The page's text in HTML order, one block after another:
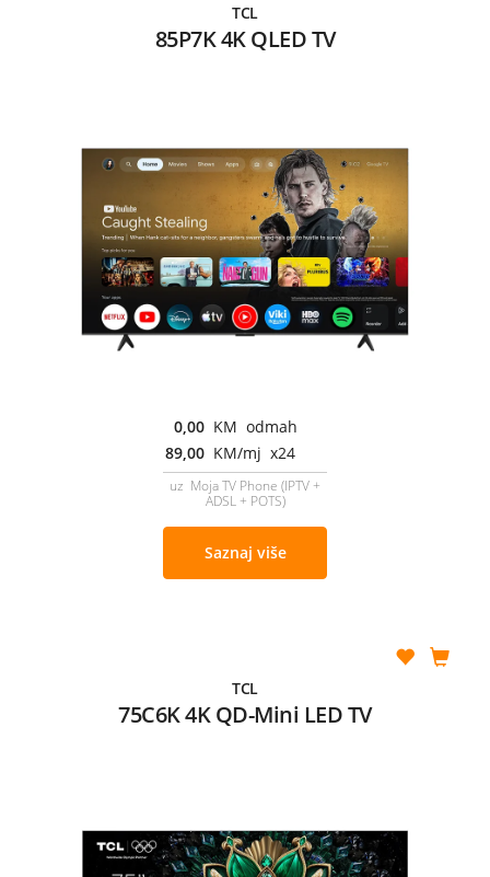
TCL
85P7K 4K QLED TV
0,00 KM odmah
89,00 KM/mj x24
uz Moja TV Phone (IPTV +
ADSL + POTS)
Saznaj više
TCL
75C6K 4K QD-Mini LED TV